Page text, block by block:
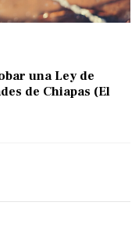
una Ley de
de Chiapas (El